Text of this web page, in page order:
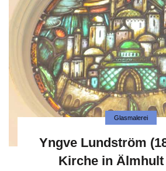
Glasmalerei
Yngve Lundström
Kirche in Älmhult